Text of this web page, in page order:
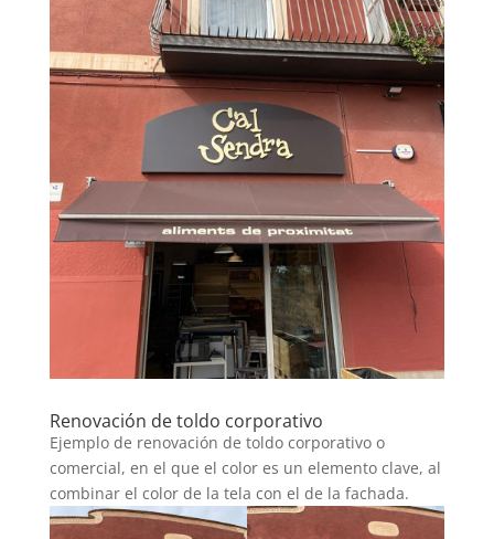
Renovación de toldo corporativo
Ejemplo de renovación de toldo corporativo o
comercial, en el que el color es un elemento clave, al
combinar el color de la tela con el de la fachada.